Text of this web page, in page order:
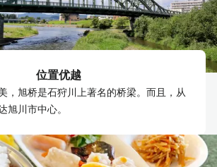
位置优越
，旭桥是石狩川上著名的桥梁。而且，从
旭川市中心。